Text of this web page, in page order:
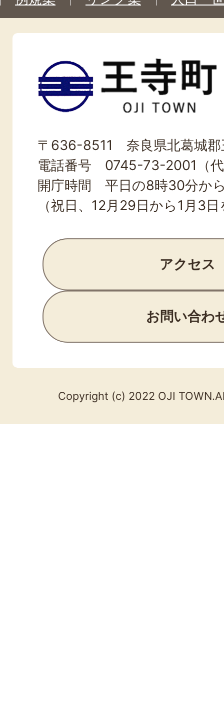
王
寺
町
TOWN
〒636-8511 奈良県北葛城郡
電話番号 0745-73-2001（
開庁時間 平日の8時30分か
（祝日、12月29日から1月3
アクセス
お問い合わ
Copyright (c) 2022 OJI